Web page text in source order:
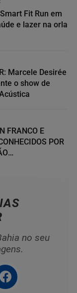
Fit Run em
e lazer na orla
Marcele Desirée
o show de
FRANCO E
POR
no seu